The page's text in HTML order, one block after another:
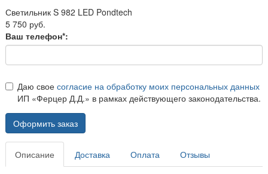
Светильник S 982 LED Pondtech
5 750 руб.
Ваш телефон*:
Даю свое согласие на обработку моих персональных данных
ИП «Ферцер Д.Д.» в рамках действующего законодательства.
Оформить заказ
Описание Доставка Оплата Отзывы